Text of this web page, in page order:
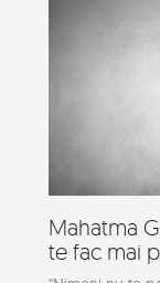
Mahatma
te fac mai